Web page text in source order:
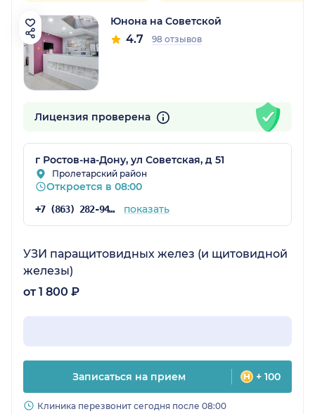
Юнона на Советской
4.7 98 отзывов
Лицензия проверена
г Ростов-на-Дону, ул Советская, д 51
Пролетарский район
Откроется в 08:00
+7 (863) 282-94-42 показать
УЗИ паращитовидных желез (и щитовидной
железы)
от 1 800 ₽
Записаться на прием + 100
Клиника перезвонит сегодня после 08:00